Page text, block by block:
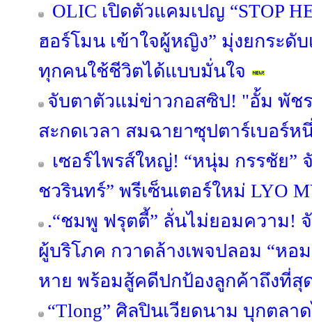
OLIC เปิดตัวแคมเปญ “STOP
ฮอร์โมน เข้าใจผู้หญิง” มุ่งยกระดั
ทุกคนใช้ชีวิตได้แบบมั่นใจ
จับตาตัวแม่ข่าวกอสซิป! "อั้ม พัช
สะกดเวลา สมฉายาซุปตาร์เบอร์ห
เซอร์ไพรส์ใหญ่! “หนุ่ม กรรชัย”
ชวรินทร์” พรีเซ็นเตอร์ใหม่ LYO
.“ชมพู ฟรุตตี้” ลั่นไม่ยอมความ!
ผู้บริโภค กวาดล้างเพจปลอม “หอ
หาย พร้อมสู้คดีปกป้องลูกค้าถึงที่สุ
“Tlong” ศิลปินเวียดนาม บุกตล